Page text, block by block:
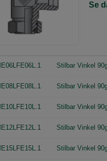
Se
Stilbar Vinkel
Stilbar Vinkel
Stilbar Vinkel
Stilbar Vinkel
Stilbar Vinkel